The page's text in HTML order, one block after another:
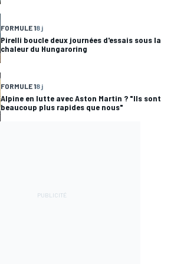
FORMULE 18 j
Pirelli boucle deux journées d'essais sous la
chaleur du Hungaroring
FORMULE 18 j
Alpine en lutte avec Aston Martin ? "Ils sont
beaucoup plus rapides que nous"